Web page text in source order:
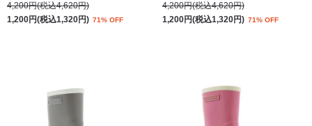
4,200円(税込4,620円)
1,200円(税込1,320円) 71% OFF
4,200円(税込4,620円)
1,200円(税込1,320円) 71% OFF